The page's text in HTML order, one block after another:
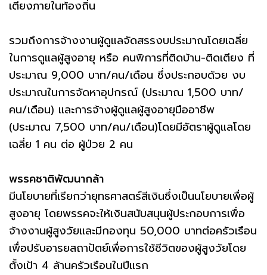
เตียงภายในท้องถิ่น
รวมถึงการจ้างงานผู้ดูแลจัดสรรงบประมาณโดยเฉลี่ย
ในการดูแลผู้สูงอายุ หรือ คนพิการที่ติดบ้าน-ติดเตียง ที่
ประมาณ 9,000 บาท/คน/เดือน ซึ่งประกอบด้วย งบ
ประมาณในการจัดหาอุปกรณ์ (ประมาณ 1,500 บาท/
คน/เดือน) และการจ้างผู้ดูแลผู้สูงอายุมืออาชีพ
(ประมาณ 7,500 บาท/คน/เดือน)โดยมีอัตราผู้ดูแลโดย
เฉลี่ย 1 คน ต่อ ผู้ป่วย 2 คน
พรรคชาติพัฒนากล้า
มีนโยบายที่เรียกว่ายุทธศาสตร์สีเงินซึ่งเป็นนโยบายเพื่อผู้
สูงอายุ โดยพรรคจะให้เงินสนับสนุนผู้ประกอบการเพื่อ
จ้างงานผู้สูงวัยและมีกองทุน 50,000 บาทต่อครัวเรือน
เพื่อปรับอารยสถาปัตย์เพื่อการใช้ชีวิตของผู้สูงวัยโดย
ตั้งเป้า 4 ล้านครัวเรือนในปีแรก